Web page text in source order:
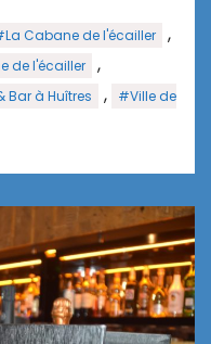
Cabane de l'écailler ,
de l'écailler ,
Bar à Huîtres ,
#Ville de